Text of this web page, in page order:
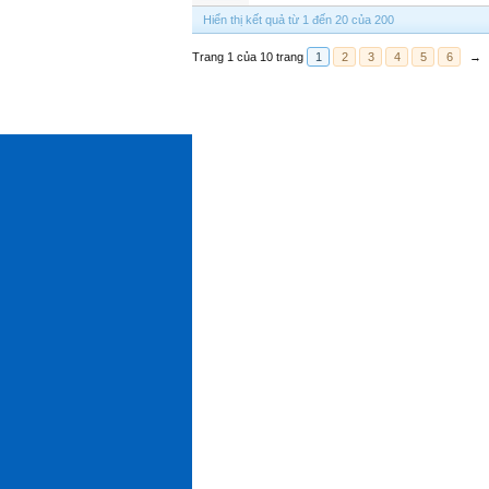
Hiển thị kết quả từ 1 đến 20 của 200
Trang 1 của 10 trang 1 2 3 4 5 6 →